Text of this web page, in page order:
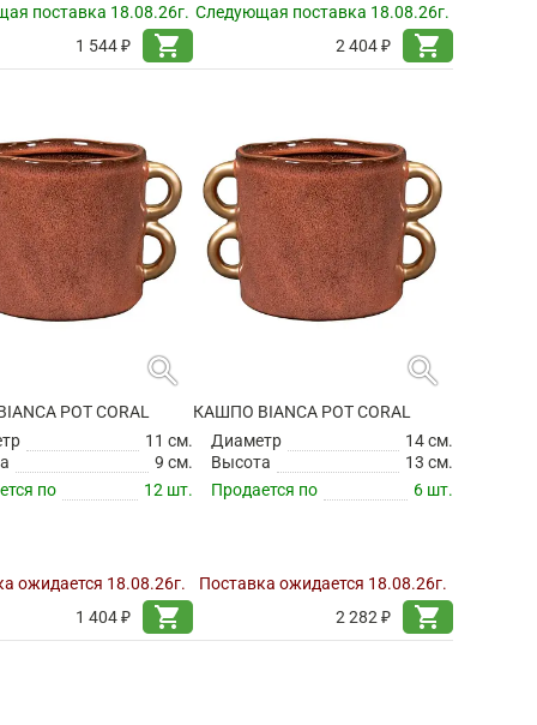
поставка 18.08.26г.
1 544 ₽
shopping_cart
Следующая поставка 18.08.26г.
2 404 ₽
shopping_cart
search
POT CORAL
11 см.
9 см.
по
12 шт.
ожидается 18.08.26г.
1 404 ₽
shopping_cart
search
КАШПО BIANCA POT CORAL
Диаметр
14 см.
Высота
13 см.
Продается по
6 шт.
Поставка ожидается 18.08.26г.
2 282 ₽
shopping_cart